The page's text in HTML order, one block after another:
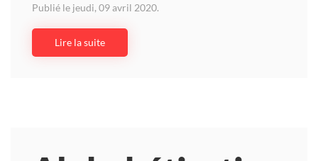
Publié le jeudi, 09 avril 2020.
Lire la suite